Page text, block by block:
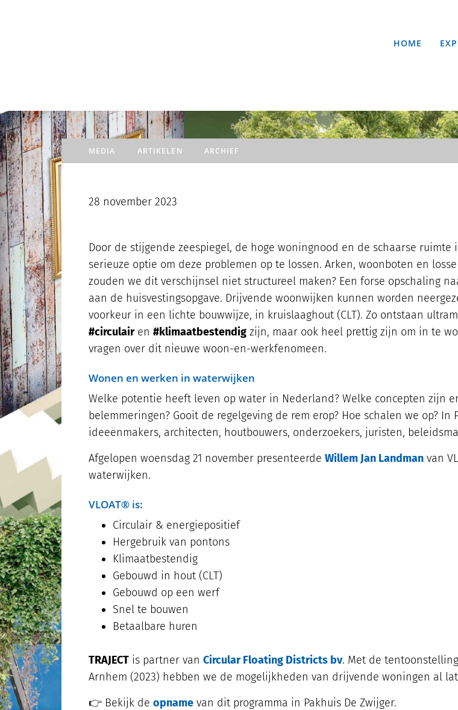
Rechts
HOME
MEDIA ARTIKELEN ARCHIEF
28 november 2023
Door de stijgende zeespiegel, de hoge woningnood en de schaarse
serieuze optie om deze problemen op te lossen. Arken, woonboten en
zouden we dit verschijnsel niet structureel maken? Een forse opschaling
aan de huisvestingsopgave. Drijvende woonwijken kunnen worden
voorkeur in een lichte bouwwijze, in kruislaaghout (CLT). Zo ontstaan
#circulairen #klimaatbestendig zijn, maar ook heel prettig zijn om in te
vragen over dit nieuwe woon-en-werkfenomeen.
Wonen en werken in waterwijken
Welke potentie heeft leven op water in Nederland? Welke concepten zijn
belemmeringen? Gooit de regelgeving de rem erop? Hoe schalen we op?
ideeënmakers, architecten, houtbouwers, onderzoekers, juristen,
Afgelopen woensdag 21 november presenteerde Willem Jan Landman van
waterwijken.
VLOAT® is:
Circulair & energiepositief
Hergebruik van pontons
Klimaatbestendig
Gebouwd in hout (CLT)
Gebouwd op een werf
Snel te bouwen
Betaalbare huren
TRAJECT is partner van Circular Floating Districts bv. Met de
Arnhem (2023) hebben we de mogelijkheden van drijvende woningen al
👉 Bekijk de opname van dit programma in Pakhuis De Zwijger.